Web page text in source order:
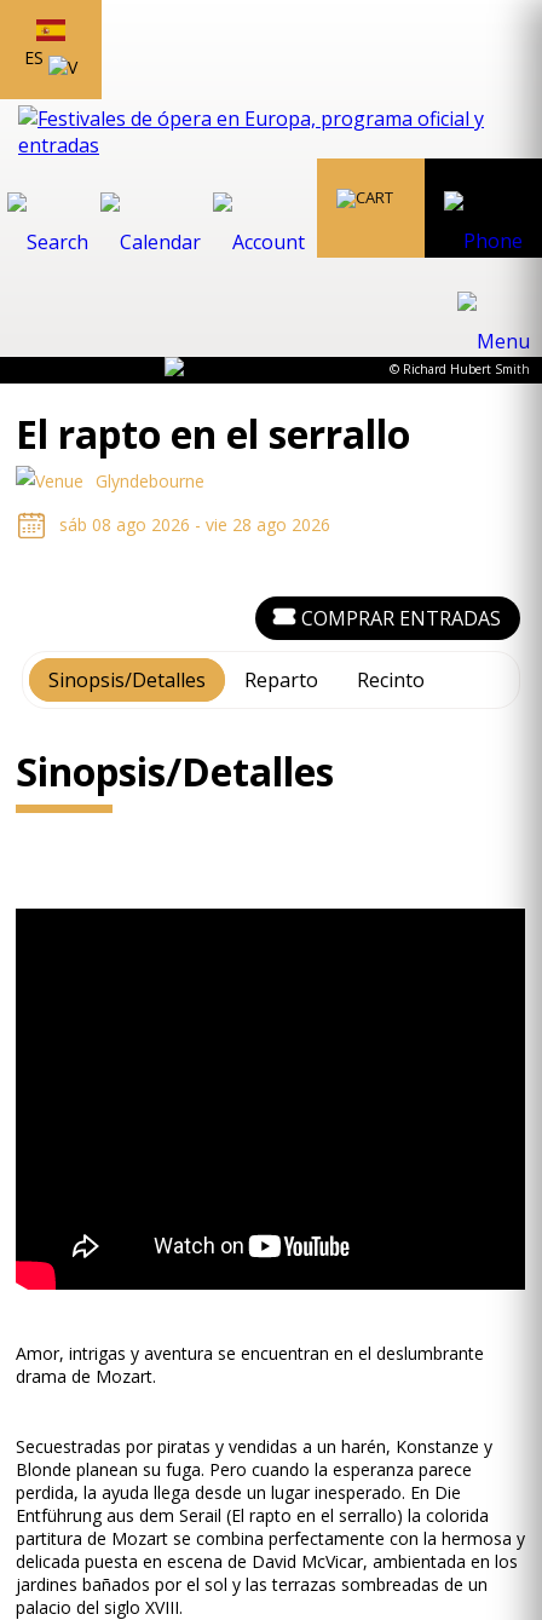
ES
© Richard Hubert Smith
El rapto en el serrallo
Glyndebourne
sáb 08 ago 2026 - vie 28 ago 2026
Sinopsis/Detalles Reparto Recinto
COMPRAR ENTRADAS
Sinopsis/Detalles
Amor, intrigas y aventura se encuentran en el deslumbrante
drama de Mozart.
Secuestradas por piratas y vendidas a un harén, Konstanze y
Blonde planean su fuga. Pero cuando la esperanza parece
perdida, la ayuda llega desde un lugar inesperado. En Die
Entführung aus dem Serail (El rapto en el serrallo) la colorida
partitura de Mozart se combina perfectamente con la hermosa y
delicada puesta en escena de David McVicar, ambientada en los
jardines bañados por el sol y las terrazas sombreadas de un
palacio del siglo XVIII.